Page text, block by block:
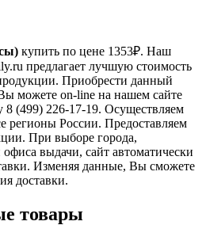
купить по цене 1353₽. Наш
предлагает лучшую стоимость
Приобрести данный
можете on-line на нашем сайте
8 (499) 226-17-19. Осуществляем
регионы России. Предоставляем
При выборе города,
выдачи, сайт автоматически
Изменяя данные, Вы сможете
доставки.
товары